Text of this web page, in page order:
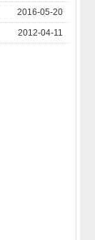
2016-05-20
2012-04-11